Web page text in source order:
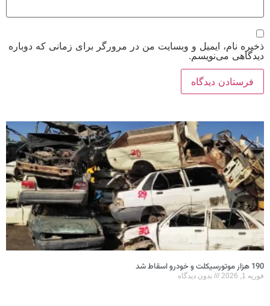
ذخیره نام، ایمیل و وبسایت من در مرورگر برای زمانی که دوباره
دیدگاهی می‌نویسم.
190 هزار موتورسیکلت و خودرو اسقاط شد
فوریه 1, 2026 بدون دیدگاه